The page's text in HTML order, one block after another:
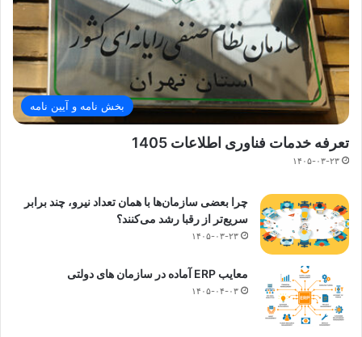
بخش نامه و آیین نامه
تعرفه خدمات فناوری اطلاعات 1405
۱۴۰۵-۰۳-۲۳
چرا بعضی سازمان‌ها با همان تعداد نیرو، چند برابر
سریع‌تر از رقبا رشد می‌کنند؟
۱۴۰۵-۰۳-۲۳
معایب ERP آماده در سازمان های دولتی
۱۴۰۵-۰۴-۰۳